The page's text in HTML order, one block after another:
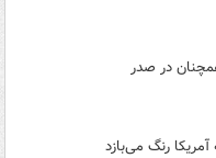
در صدر
رنگ می‌بازد